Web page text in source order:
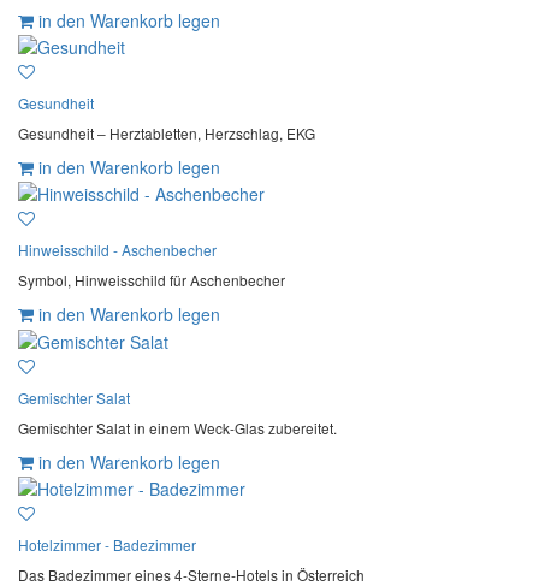
in den Warenkorb legen
Gesundheit
Gesundheit – Herztabletten, Herzschlag, EKG
in den Warenkorb legen
Hinweisschild - Aschenbecher
Symbol, Hinweisschild für Aschenbecher
in den Warenkorb legen
Gemischter Salat
Gemischter Salat in einem Weck-Glas zubereitet.
in den Warenkorb legen
Hotelzimmer - Badezimmer
Das Badezimmer eines 4-Sterne-Hotels in Österreich